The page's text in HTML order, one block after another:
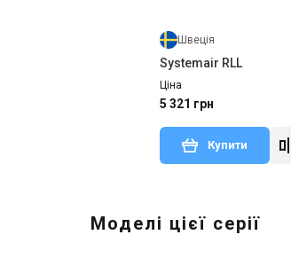
Швеція
Systemair RLL
Ціна
5 321 грн
Купити
Моделі цієї серії